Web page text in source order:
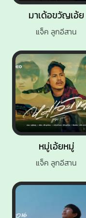
หมู่เอ้ยหมู่
แจ็ค ลูกอีสาน
มาเด้อขวัญเอ้ย
แจ็ค ลูกอีสาน